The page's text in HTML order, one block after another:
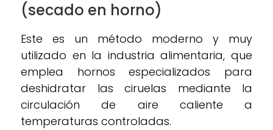
(secado en horno)
Este es un método moderno y muy
utilizado en la industria alimentaria, que
emplea hornos especializados para
deshidratar las ciruelas mediante la
circulación de aire caliente a
temperaturas controladas.